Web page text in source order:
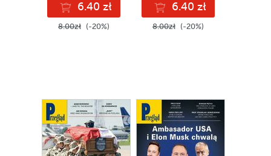
6.40 zł
8.00zł (-20%)
6.40 zł
8.00zł (-20%)